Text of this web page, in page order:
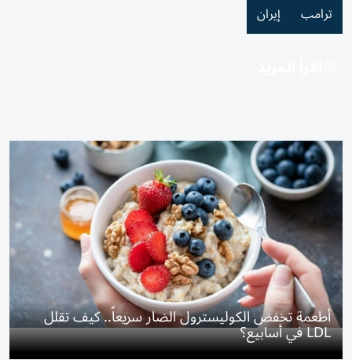
ترامب إيران
أطعمة تخفض الكوليسترول الضار سريعاً.. كيف تقلل
LDL في أسابيع؟